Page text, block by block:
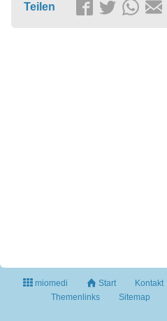
Teilen
miomedi Start Kontakt
Themenlinks
Sitemap